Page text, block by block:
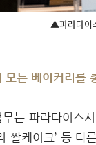
▲파라다이
든 베이커리를
는 파라다이스
쌀케이크’ 등